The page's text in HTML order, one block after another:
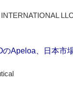
LLC
のApeloa、日本市